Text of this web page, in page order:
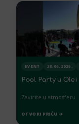
EVENT 28.06.2026.
Pool Party u Olei
Zavirite u atmosferu
OTVORI PRIČU →